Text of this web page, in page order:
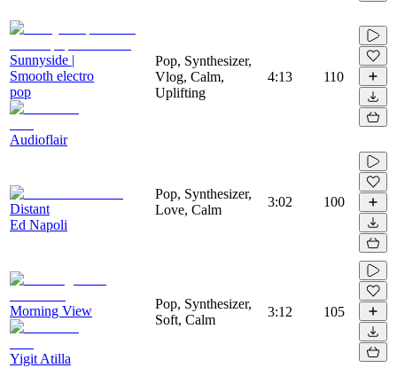
Sunnyside |
Smooth electro
pop
Audioflair
Pop, Synthesizer,
Vlog, Calm,
Uplifting
4:13 110
Distant
Ed Napoli
Pop, Synthesizer,
Love, Calm
3:02 100
Morning View
Yigit Atilla
Pop, Synthesizer,
Soft, Calm
3:12 105